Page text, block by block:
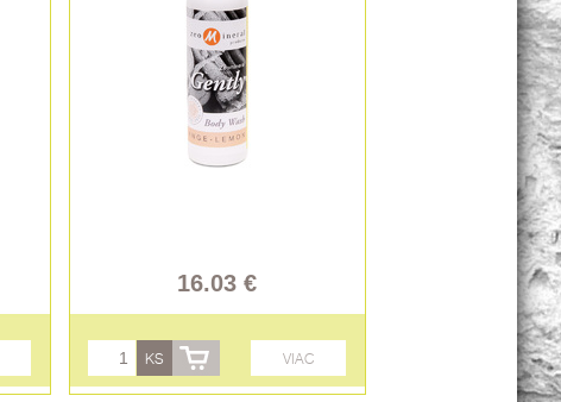
16.03 €
KS VIAC